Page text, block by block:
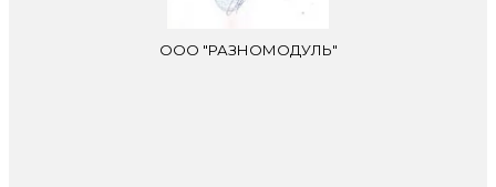
ООО "РАЗНОМОДУЛЬ"